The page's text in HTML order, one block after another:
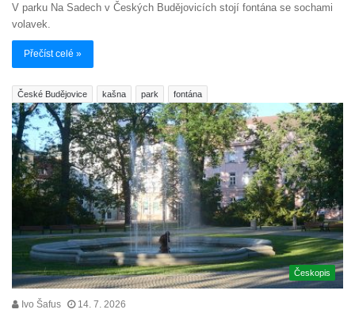
V parku Na Sadech v Českých Budějovicích stojí fontána se sochami
volavek.
Přečíst celé »
České Budějovice kašna park fontána
Českopis
Ivo Šafus 14. 7. 2026